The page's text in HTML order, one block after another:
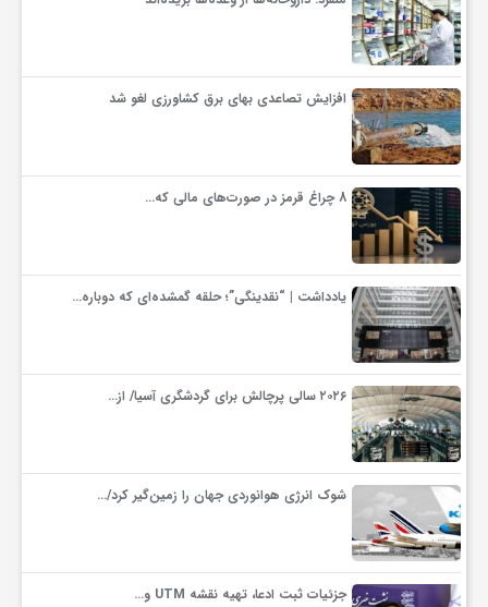
افزایش تصاعدی بهای برق کشاورزی لغو شد
8 چراغ قرمز در صورت‌های مالی که…
یادداشت | “نقدینگی”؛ حلقه گمشده‌ای که دوباره…
۲۰۲۶ سالی پرچالش برای گردشگری آسیا/ از…
شوک انرژی هوانوردی جهان را زمین‌گیر کرد/…
جزئیات ثبت ادعا، تهیه نقشه UTM و…